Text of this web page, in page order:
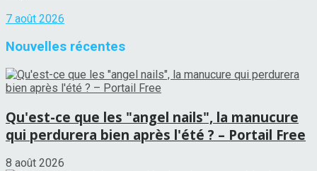
7 août 2026
Nouvelles récentes
Qu'est-ce que les "angel nails", la manucure
qui perdurera bien après l'été ? – Portail Free
8 août 2026